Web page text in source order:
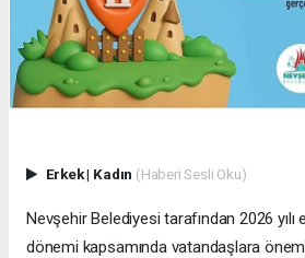
Erkek| Kadın (Haberi Sesli Oku)
Nevşehir Belediyesi tarafından 2026
dönemi kapsamında vatandaşlara